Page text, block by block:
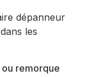
dépanneur
les
remorque